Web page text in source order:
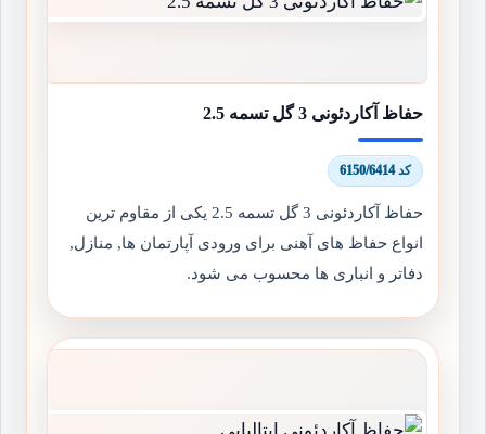
حفاظ آکاردئونی 3 گل تسمه 2.5
کد 6150/6414
حفاظ آکاردئونی 3 گل تسمه 2.5 یکی از مقاوم ترین
انواع حفاظ های آهنی برای ورودی آپارتمان ها, منازل,
دفاتر و انباری ها محسوب می شود.